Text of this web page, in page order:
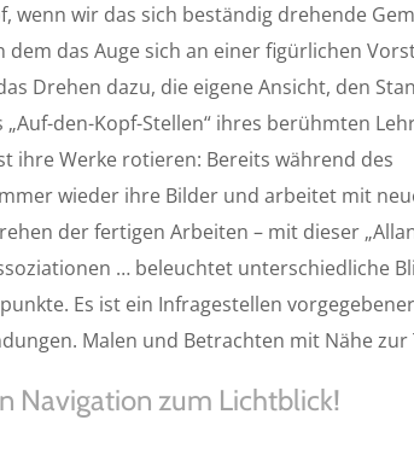
u
t
e
wenn wir das sich beständig drehende
das Auge sich an einer figürlichen
Drehen dazu, die eigene Ansicht, den
den-Kopf-Stellen“ ihres berühmten
ihre Werke rotieren: Bereits während des
wieder ihre Bilder und arbeitet mit
der fertigen Arbeiten – mit dieser
… beleuchtet unterschiedliche
Es ist ein Infragestellen
Malen und Betrachten mit Nähe zur
Navigation zum Lichtblick!